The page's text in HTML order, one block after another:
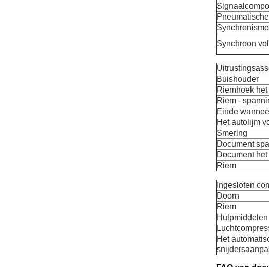
Synchroon
Buishouder
Riemhoek
Riem -
Einde
Het autolijm
Smering
Document
Document
Riem
Ingesloten
Doorn
Riem
Hulpmiddelen
Het